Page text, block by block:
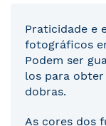
Praticidade e
fotográficos
Podem ser
los para obter
dobras.
As cores dos